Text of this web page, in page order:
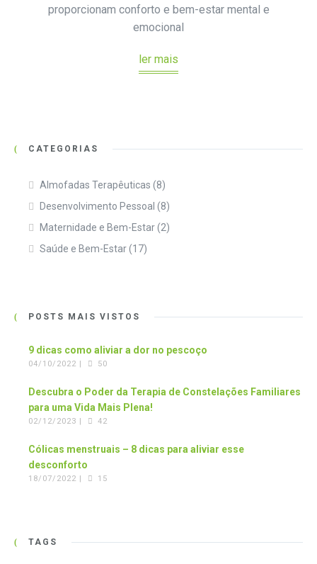
proporcionam conforto e bem-estar mental e
emocional
ler mais
CATEGORIAS
Almofadas Terapêuticas (8)
Desenvolvimento Pessoal (8)
Maternidade e Bem-Estar(2)
Saúde e Bem-Estar(17)
POSTS MAIS VISTOS
9 dicas como aliviar a dor no pescoço
04/10/2022 | 50
Descubra o Poder da Terapia de Constelações Familiares
para uma Vida Mais Plena!
02/12/2023 | 42
Cólicas menstruais – 8 dicas para aliviar esse
desconforto
18/07/2022 | 15
TAGS